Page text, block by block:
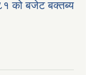
को बजेट बक्तब्य